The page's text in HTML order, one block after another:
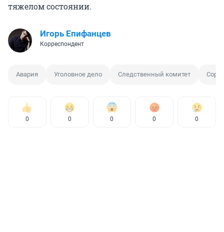
тяжелом состоянии.
Игорь Епифанцев
Корреспондент
Авария Уголовное дело Следственный комитет
0 0 0 0 0